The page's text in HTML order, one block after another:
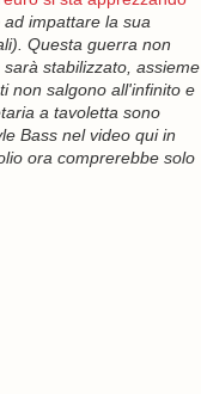
impattare la sua
Questa guerra non
stabilizzato, assieme
non salgono all'infinito e
a tavoletta sono
Bass nel video qui in
ora comprerebbe solo